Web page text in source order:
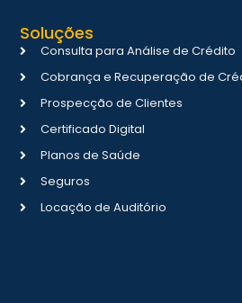
Soluções
Consulta para Análise de Crédito
Cobrança e Recuperação de
Prospecção de Clientes
Certificado Digital
Planos de Saúde
Seguros
Locação de Auditório